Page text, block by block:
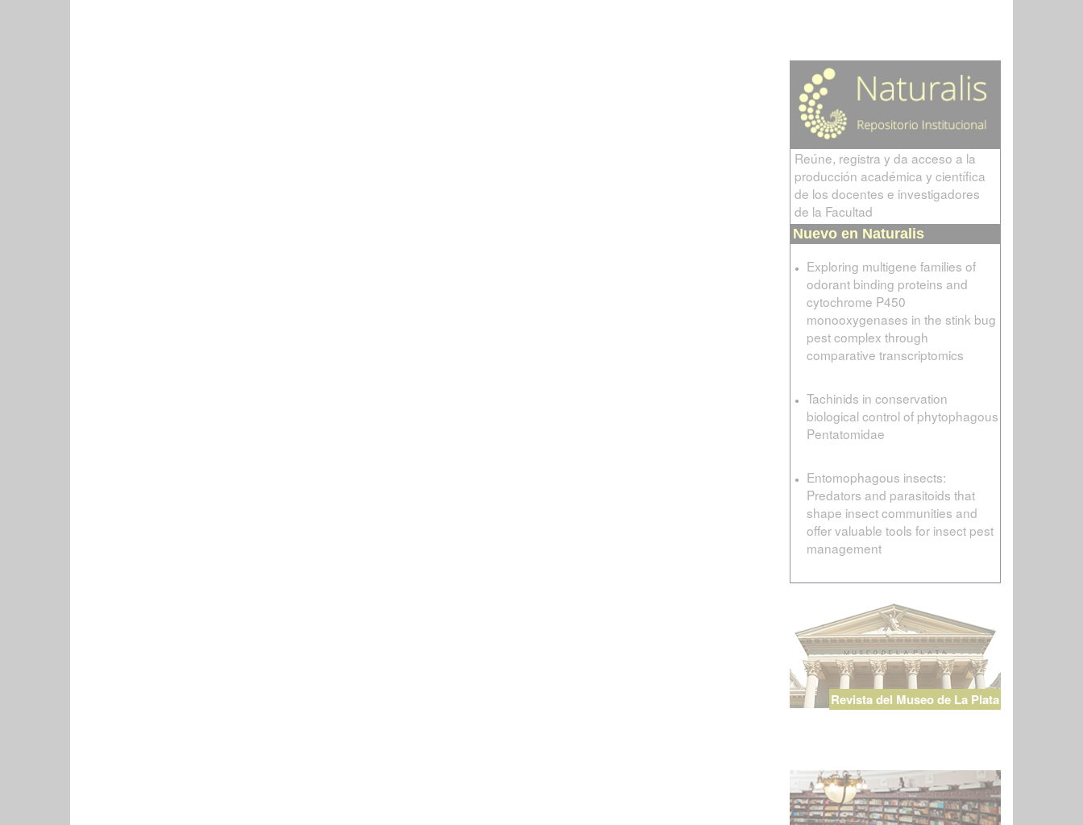
Reúne, registra y da acceso a la
producción académica y científica
de los docentes e investigadores
de la Facultad
Nuevo en Naturalis
Exploring multigene families of
odorant binding proteins and
cytochrome P450
monooxygenases in the stink bug
pest complex through
comparative transcriptomics
Tachinids in conservation
biological control of phytophagous
Pentatomidae
Entomophagous insects:
Predators and parasitoids that
shape insect communities and
offer valuable tools for insect pest
management
Revista del Museo de La Plata